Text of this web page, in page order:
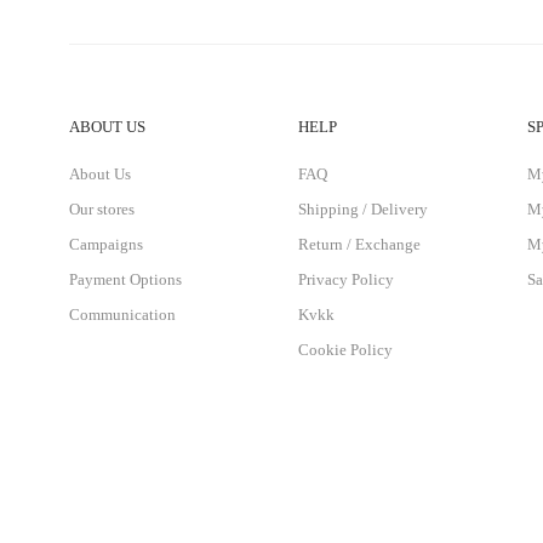
ABOUT US
About Us
Our stores
Campaigns
Payment Options
Communication
HELP
FAQ
Shipping / Delivery
Return / Exchange
Privacy Policy
Kvkk
Cookie Policy